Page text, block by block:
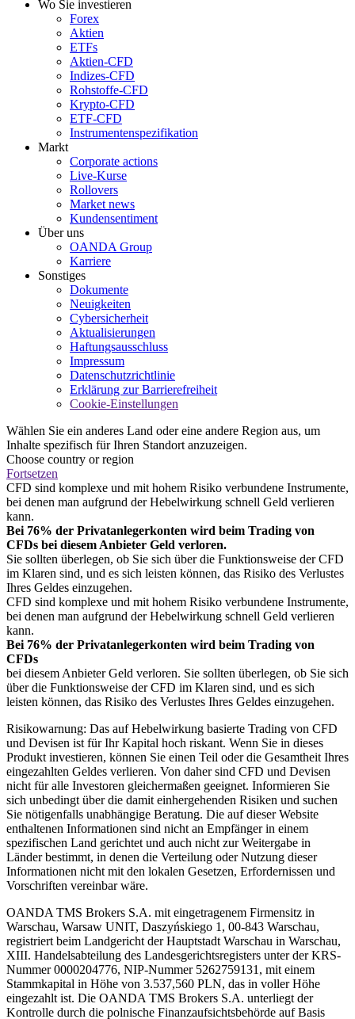
Wo Sie investieren
Forex
Aktien
ETFs
Aktien-CFD
Indizes-CFD
Rohstoffe-CFD
Krypto-CFD
ETF-CFD
Instrumentenspezifikation
Markt
Corporate actions
Live-Kurse
Rollovers
Market news
Kundensentiment
Über uns
OANDA Group
Karriere
Sonstiges
Dokumente
Neuigkeiten
Cybersicherheit
Aktualisierungen
Haftungsausschluss
Impressum
Datenschutzrichtlinie
Erklärung zur Barrierefreiheit
Cookie-Einstellungen
Wählen Sie ein anderes Land oder eine andere Region aus, um
Inhalte spezifisch für Ihren Standort anzuzeigen.
Choose country or region
Fortsetzen
CFD sind komplexe und mit hohem Risiko verbundene Instrumente,
bei denen man aufgrund der Hebelwirkung schnell Geld verlieren
kann.
Bei 76% der Privatanlegerkonten wird beim Trading von
CFDs bei diesem Anbieter Geld verloren.
Sie sollten überlegen, ob Sie sich über die Funktionsweise der CFD
im Klaren sind, und es sich leisten können, das Risiko des Verlustes
Ihres Geldes einzugehen.
CFD sind komplexe und mit hohem Risiko verbundene Instrumente,
bei denen man aufgrund der Hebelwirkung schnell Geld verlieren
kann.
Bei 76% der Privatanlegerkonten wird beim Trading von
CFDs
bei diesem Anbieter Geld verloren. Sie sollten überlegen, ob Sie sich
über die Funktionsweise der CFD im Klaren sind, und es sich
leisten können, das Risiko des Verlustes Ihres Geldes einzugehen.
Risikowarnung: Das auf Hebelwirkung basierte Trading von CFD
und Devisen ist für Ihr Kapital hoch riskant. Wenn Sie in dieses
Produkt investieren, können Sie einen Teil oder die Gesamtheit Ihres
eingezahlten Geldes verlieren. Von daher sind CFD und Devisen
nicht für alle Investoren gleichermaßen geeignet. Informieren Sie
sich unbedingt über die damit einhergehenden Risiken und suchen
Sie nötigenfalls unabhängige Beratung. Die auf dieser Website
enthaltenen Informationen sind nicht an Empfänger in einem
spezifischen Land gerichtet und auch nicht zur Weitergabe in
Länder bestimmt, in denen die Verteilung oder Nutzung dieser
Informationen nicht mit den lokalen Gesetzen, Erfordernissen und
Vorschriften vereinbar wäre.
OANDA TMS Brokers S.A. mit eingetragenem Firmensitz in
Warschau, Warsaw UNIT, Daszyńskiego 1, 00-843 Warschau,
registriert beim Landgericht der Hauptstadt Warschau in Warschau,
XIII. Handelsabteilung des Landesgerichtsregisters unter der KRS-
Nummer 0000204776, NIP-Nummer 5262759131, mit einem
Stammkapital in Höhe von 3.537,560 PLN, das in voller Höhe
eingezahlt ist. Die OANDA TMS Brokers S.A. unterliegt der
Kontrolle durch die polnische Finanzaufsichtsbehörde auf Basis